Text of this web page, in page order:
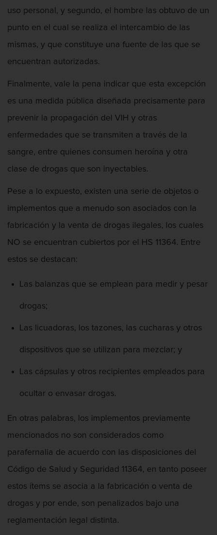
Robo de identidad
Delitos De Drogas
Leyes sobre Marihuana en California
Proposición 36
Programa de Desviación Previo al
Juicio PC 1000
Posesión de Marihuana para la Venta
Posesión de Metanfetamina
Posesión De Parafernalia De Drogas
Posesión de una sustancia controlada
controlada para la venta
Delitos Federales de Drogas
Delitos de Fraude
Fraude A La Compensación A los
pública
Fraude con Cheques
Fraude de Juego
Fraude Del Seguro De Desempleo
Fraude inmobiliario
uso personal, y segundo, el hombre las obtuvo de un
punto en el cual se realiza el intercambio de las
mismas, y que constituye una fuente de las que se
encuentran autorizadas.
Finalmente, vale la pena indicar que esta excepción
es una medida pública diseñada precisamente para
prevenir la propagación del VIH y otras
enfermedades que se transmiten a través de la
sangre, entre quienes consumen heroína y otra
clase de drogas que son inyectables.
Pese a lo expuesto, existen una serie de objetos o
implementos que a menudo son asociados con la
fabricación y la venta de drogas ilegales, los cuales
NO se encuentran cubiertos por el HS 11364. Entre
estos se destacan:
Las balanzas que se emplean para medir y pesar
drogas;
Las licuadoras, los tazones, las cucharas y otros
dispositivos que se utilizan para mezclar; y
Las cápsulas y otros recipientes empleados para
ocultar o envasar drogas.
En otras palabras, los implementos previamente
mencionados no son considerados como
parafernalia de acuerdo con las disposiciones del
Código de Salud y Seguridad 11364, en tanto poseer
estos ítems se asocia a la fabricación o venta de
drogas y por ende, son penalizados bajo una
reglamentación legal distinta.